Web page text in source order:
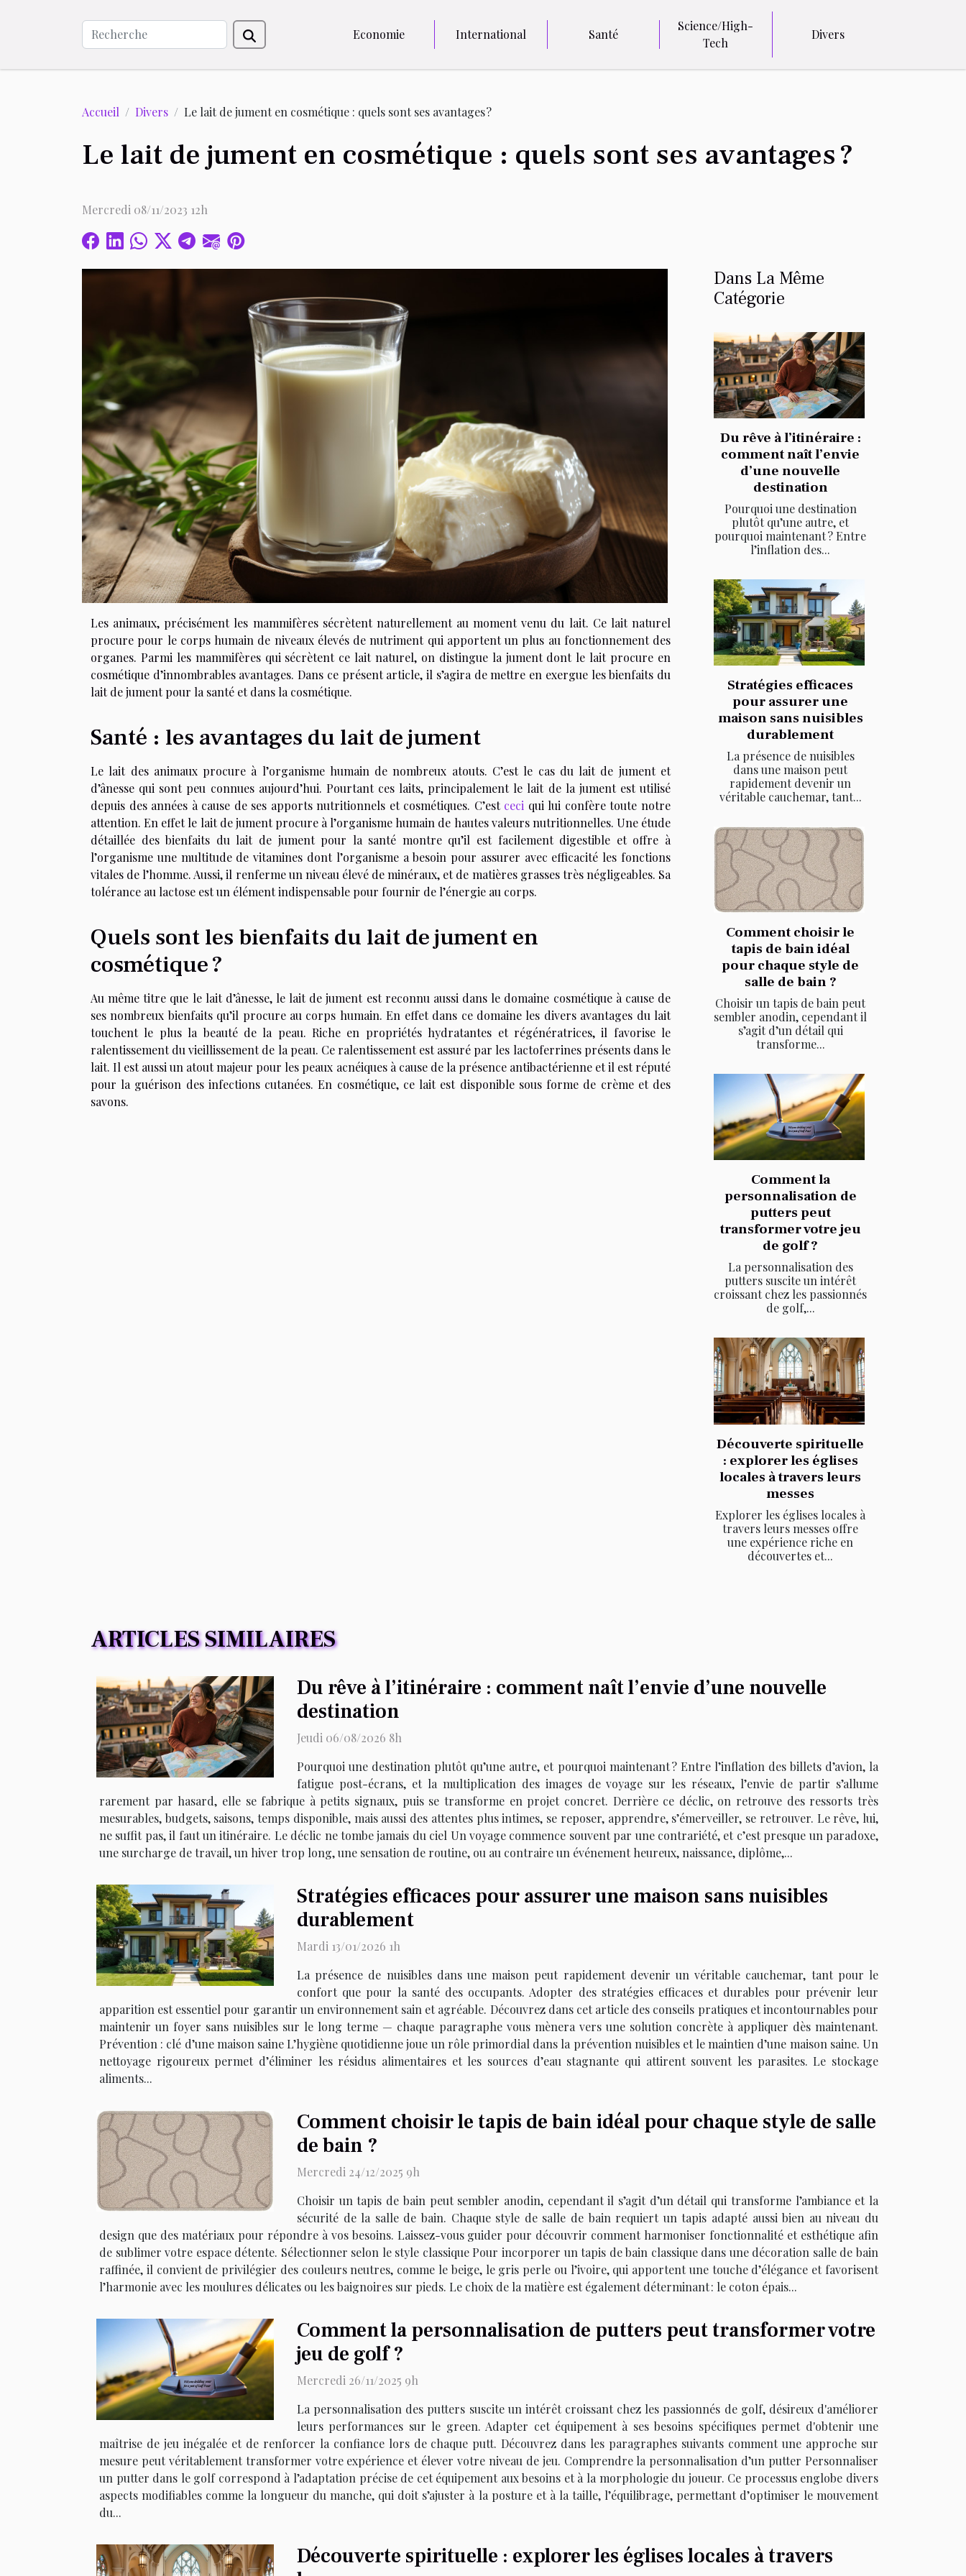
Economie International Santé
Science/High-
Tech
Divers
Accueil Divers Le lait de jument en cosmétique : quels sont ses avantages ?
Le lait de jument en cosmétique : quels sont ses avantages ?
Mercredi 08/11/2023 12h
Les animaux, précisément les mammifères sécrètent naturellement au moment venu du lait. Ce lait naturel
procure pour le corps humain de niveaux élevés de nutriment qui apportent un plus au fonctionnement des
organes. Parmi les mammifères qui sécrètent ce lait naturel, on distingue la jument dont le lait procure en
cosmétique d’innombrables avantages. Dans ce présent article, il s’agira de mettre en exergue les bienfaits du
lait de jument pour la santé et dans la cosmétique.
Santé : les avantages du lait de jument
Le lait des animaux procure à l’organisme humain de nombreux atouts. C’est le cas du lait de jument et
d’ânesse qui sont peu connues aujourd’hui. Pourtant ces laits, principalement le lait de la jument est utilisé
depuis des années à cause de ses apports nutritionnels et cosmétiques. C’est ceci qui lui confère toute notre
attention. En effet le lait de jument procure à l’organisme humain de hautes valeurs nutritionnelles. Une étude
détaillée des bienfaits du lait de jument pour la santé montre qu’il est facilement digestible et offre à
l’organisme une multitude de vitamines dont l’organisme a besoin pour assurer avec efficacité les fonctions
vitales de l’homme. Aussi, il renferme un niveau élevé de minéraux, et de matières grasses très négligeables. Sa
tolérance au lactose est un élément indispensable pour fournir de l’énergie au corps.
Quels sont les bienfaits du lait de jument en
cosmétique ?
Au même titre que le lait d’ânesse, le lait de jument est reconnu aussi dans le domaine cosmétique à cause de
ses nombreux bienfaits qu’il procure au corps humain. En effet dans ce domaine les divers avantages du lait
touchent le plus la beauté de la peau. Riche en propriétés hydratantes et régénératrices, il favorise le
ralentissement du vieillissement de la peau. Ce ralentissement est assuré par les lactoferrines présents dans le
lait. Il est aussi un atout majeur pour les peaux acnéiques à cause de la présence antibactérienne et il est réputé
pour la guérison des infections cutanées. En cosmétique, ce lait est disponible sous forme de crème et des
savons.
Dans La Même
Catégorie
Du rêve à l’itinéraire :
comment naît l’envie
d’une nouvelle
destination
Pourquoi une destination
plutôt qu’une autre, et
pourquoi maintenant ? Entre
l’inflation des...
Stratégies efficaces
pour assurer une
maison sans nuisibles
durablement
La présence de nuisibles
dans une maison peut
rapidement devenir un
véritable cauchemar, tant...
Comment choisir le
tapis de bain idéal
pour chaque style de
salle de bain ?
Choisir un tapis de bain peut
sembler anodin, cependant il
s’agit d’un détail qui
transforme...
Comment la
personnalisation de
putters peut
transformer votre jeu
de golf ?
La personnalisation des
putters suscite un intérêt
croissant chez les passionnés
de golf,...
Découverte spirituelle
: explorer les églises
locales à travers leurs
messes
Explorer les églises locales à
travers leurs messes offre
une expérience riche en
découvertes et...
ARTICLES SIMILAIRES
Du rêve à l’itinéraire : comment naît l’envie d’une nouvelle
destination
Jeudi 06/08/2026 8h
Pourquoi une destination plutôt qu’une autre, et pourquoi maintenant ? Entre l’inflation des billets d’avion, la
fatigue post-écrans, et la multiplication des images de voyage sur les réseaux, l’envie de partir s’allume
rarement par hasard, elle se fabrique à petits signaux, puis se transforme en projet concret. Derrière ce déclic, on retrouve des ressorts très
mesurables, budgets, saisons, temps disponible, mais aussi des attentes plus intimes, se reposer, apprendre, s’émerveiller, se retrouver. Le rêve, lui,
ne suffit pas, il faut un itinéraire. Le déclic ne tombe jamais du ciel Un voyage commence souvent par une contrariété, et c’est presque un paradoxe,
une surcharge de travail, un hiver trop long, une sensation de routine, ou au contraire un événement heureux, naissance, diplôme,...
Stratégies efficaces pour assurer une maison sans nuisibles
durablement
Mardi 13/01/2026 1h
La présence de nuisibles dans une maison peut rapidement devenir un véritable cauchemar, tant pour le
confort que pour la santé des occupants. Adopter des stratégies efficaces et durables pour prévenir leur
apparition est essentiel pour garantir un environnement sain et agréable. Découvrez dans cet article des conseils pratiques et incontournables pour
maintenir un foyer sans nuisibles sur le long terme — chaque paragraphe vous mènera vers une solution concrète à appliquer dès maintenant.
Prévention : clé d’une maison saine L’hygiène quotidienne joue un rôle primordial dans la prévention nuisibles et le maintien d’une maison saine. Un
nettoyage rigoureux permet d’éliminer les résidus alimentaires et les sources d’eau stagnante qui attirent souvent les parasites. Le stockage
aliments...
Comment choisir le tapis de bain idéal pour chaque style de salle
de bain ?
Mercredi 24/12/2025 9h
Choisir un tapis de bain peut sembler anodin, cependant il s’agit d’un détail qui transforme l’ambiance et la
sécurité de la salle de bain. Chaque style de salle de bain requiert un tapis adapté aussi bien au niveau du
design que des matériaux pour répondre à vos besoins. Laissez-vous guider pour découvrir comment harmoniser fonctionnalité et esthétique afin
de sublimer votre espace détente. Sélectionner selon le style classique Pour incorporer un tapis de bain classique dans une décoration salle de bain
raffinée, il convient de privilégier des couleurs neutres, comme le beige, le gris perle ou l’ivoire, qui apportent une touche d’élégance et favorisent
l’harmonie avec les moulures délicates ou les baignoires sur pieds. Le choix de la matière est également déterminant : le coton épais...
Comment la personnalisation de putters peut transformer votre
jeu de golf ?
Mercredi 26/11/2025 9h
La personnalisation des putters suscite un intérêt croissant chez les passionnés de golf, désireux d'améliorer
leurs performances sur le green. Adapter cet équipement à ses besoins spécifiques permet d'obtenir une
maîtrise de jeu inégalée et de renforcer la confiance lors de chaque putt. Découvrez dans les paragraphes suivants comment une approche sur
mesure peut véritablement transformer votre expérience et élever votre niveau de jeu. Comprendre la personnalisation d’un putter Personnaliser
un putter dans le golf correspond à l’adaptation précise de cet équipement aux besoins et à la morphologie du joueur. Ce processus englobe divers
aspects modifiables comme la longueur du manche, qui doit s’ajuster à la posture et à la taille, l’équilibrage, permettant d’optimiser le mouvement
du...
Découverte spirituelle : explorer les églises locales à travers